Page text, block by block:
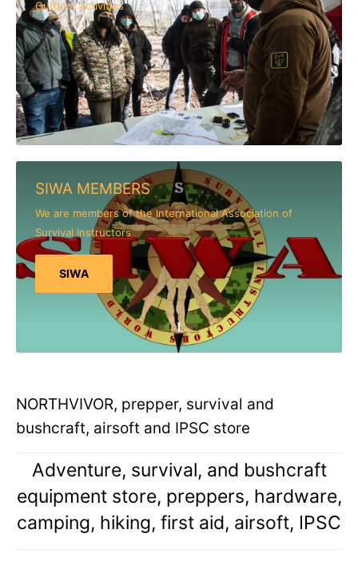
Outdoor activities
SIWA MEMBERS
We are members of the International Association of
Survival Instructors
SIWA
NORTHVIVOR, prepper, survival and
bushcraft, airsoft and IPSC store
Adventure, survival, and bushcraft
equipment store, preppers, hardware,
camping, hiking, first aid, airsoft, IPSC